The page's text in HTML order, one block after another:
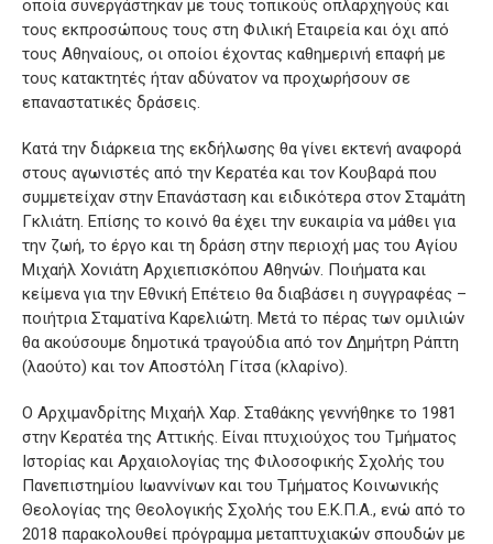
οποία συνεργάστηκαν με τους τοπικούς οπλαρχηγούς και
τους εκπροσώπους τους στη Φιλική Εταιρεία και όχι από
τους Αθηναίους, οι οποίοι έχοντας καθημερινή επαφή με
τους κατακτητές ήταν αδύνατον να προχωρήσουν σε
επαναστατικές δράσεις.
Κατά την διάρκεια της εκδήλωσης θα γίνει εκτενή αναφορά
στους αγωνιστές από την Κερατέα και τον Κουβαρά που
συμμετείχαν στην Επανάσταση και ειδικότερα στον Σταμάτη
Γκλιάτη. Επίσης το κοινό θα έχει την ευκαιρία να μάθει για
την ζωή, το έργο και τη δράση στην περιοχή μας του Αγίου
Μιχαήλ Χονιάτη Αρχιεπισκόπου Αθηνών. Ποιήματα και
κείμενα για την Εθνική Επέτειο θα διαβάσει η συγγραφέας –
ποιήτρια Σταματίνα Καρελιώτη. Μετά το πέρας των ομιλιών
θα ακούσουμε δημοτικά τραγούδια από τον Δημήτρη Ράπτη
(λαούτο) και τον Αποστόλη Γίτσα (κλαρίνο).
Ο Αρχιμανδρίτης Μιχαήλ Χαρ. Σταθάκης γεννήθηκε το 1981
στην Κερατέα της Αττικής. Είναι πτυχιούχος του Τμήματος
Ιστορίας και Αρχαιολογίας της Φιλοσοφικής Σχολής του
Πανεπιστημίου Ιωαννίνων και του Τμήματος Κοινωνικής
Θεολογίας της Θεολογικής Σχολής του Ε.Κ.Π.Α., ενώ από το
2018 παρακολουθεί πρόγραμμα μεταπτυχιακών σπουδών με